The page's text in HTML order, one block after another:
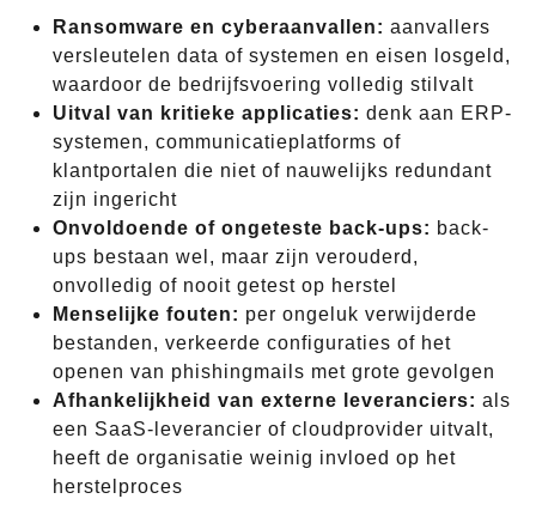
Ransomware en cyberaanvallen: aanvallers
versleutelen data of systemen en eisen losgeld,
waardoor de bedrijfsvoering volledig stilvalt
Uitval van kritieke applicaties: denk aan ERP-
systemen, communicatieplatforms of
klantportalen die niet of nauwelijks redundant
zijn ingericht
Onvoldoende of ongeteste back-ups: back-
ups bestaan wel, maar zijn verouderd,
onvolledig of nooit getest op herstel
Menselijke fouten: per ongeluk verwijderde
bestanden, verkeerde configuraties of het
openen van phishingmails met grote gevolgen
Afhankelijkheid van externe leveranciers: als
een SaaS-leverancier of cloudprovider uitvalt,
heeft de organisatie weinig invloed op het
herstelproces